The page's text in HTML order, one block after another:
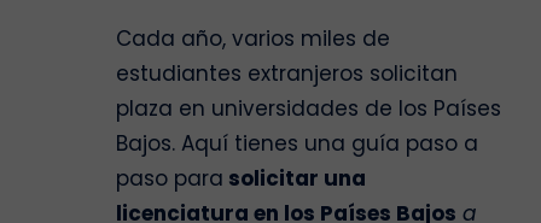
Cada año, varios miles de
estudiantes extranjeros solicitan
plaza en universidades de los Países
Bajos. Aquí tienes una guía paso a
paso para solicitar una
licenciatura en los Países Bajos a